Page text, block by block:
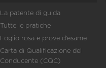
La patente di guida
Tutte le pratiche
Foglio rosa e prove d’esame
Carta di Qualificazione del
Conducente (CQC)